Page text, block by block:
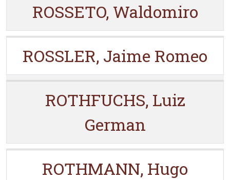
ROSSETO, Waldomiro
ROSSLER, Jaime Romeo
ROTHFUCHS, Luiz
German
ROTHMANN, Hugo